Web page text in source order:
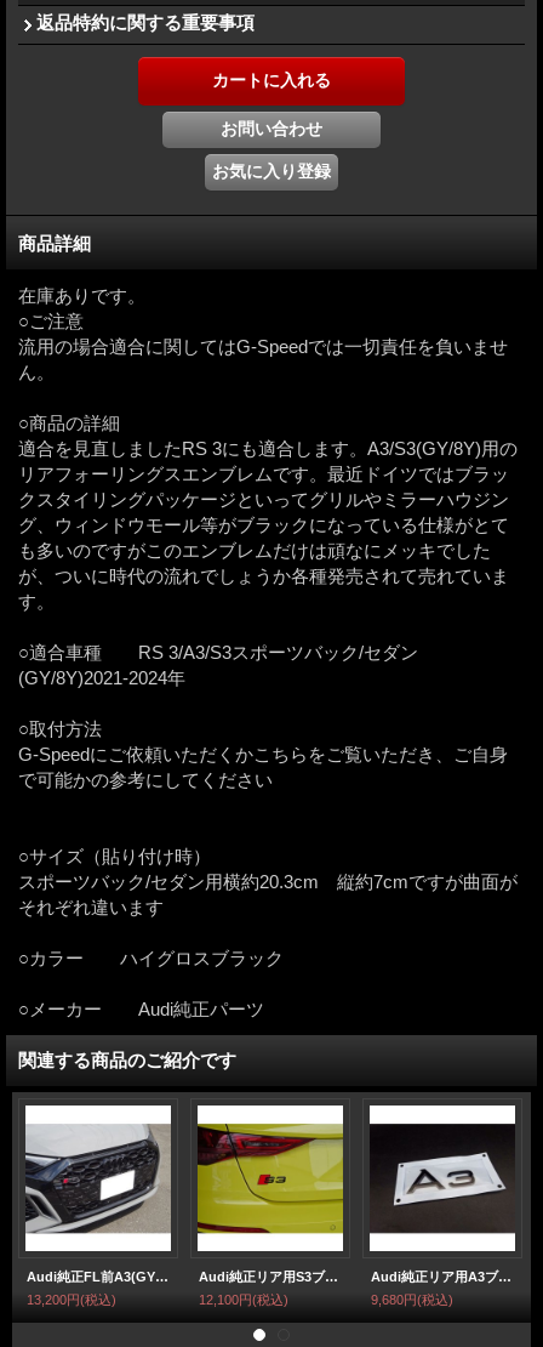
返品特約に関する重要事項
商品詳細
在庫ありです。
○ご注意
流用の場合適合に関してはG-Speedでは一切責任を負いませ
ん。
○商品の詳細
適合を見直しましたRS 3にも適合します。A3/S3(GY/8Y)用の
リアフォーリングスエンブレムです。最近ドイツではブラッ
クスタイリングパッケージといってグリルやミラーハウジン
グ、ウィンドウモール等がブラックになっている仕様がとて
も多いのですがこのエンブレムだけは頑なにメッキでした
が、ついに時代の流れでしょうか各種発売されて売れていま
す。
○適合車種 RS 3/A3/S3スポーツバック/セダン
(GY/8Y)2021-2024年
○取付方法
G-Speedにご依頼いただくかこちらをご覧いただき、ご自身
で可能かの参考にしてください
○サイズ（貼り付け時）
スポーツバック/セダン用横約20.3cm 縦約7cmですが曲面が
それぞれ違います
○カラー ハイグロスブラック
○メーカー Audi純正パーツ
関連する商品のご紹介です
Audi純正FL前A3(GY/8Y)用フロント用4Ringsブラックエンブレム
13,200円(税込)
Audi純正リア用S3ブラックエンブレム
12,100円(税込)
Audi純正リア用A3ブラックエンブレム
9,680円(税込)